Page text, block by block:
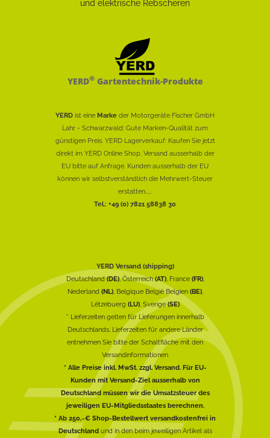
YERD®Gartentechnik-Produkte
YERD ist eine Marke der Motorgeräte Fischer GmbH
Lahr - Schwarzwald: Gute Marken-Qualität zum
günstigen Preis. YERD Lagerverkauf: Kaufen Sie jetzt
direkt im YERD Online Shop. Versand ausserhalb der
EU bitte auf Anfrage. Kunden ausserhalb der EU
können wir selbstverständlich die Mehrwert-Steuer
erstatten......
Tel.: +49 (0) 7821 58838 30
YERD Versand (shipping)
Deutschland(DE), Österreich(AT), France (FR),
Nederland (NL), Belgique België Belgien (BE),
Lëtzebuerg (LU), Sverige(SE)
* Lieferzeiten gelten für Lieferungen innerhalb
Deutschlands, Lieferzeiten für andere Länder
entnehmen Sie bitte der Schaltfläche mit den
Versandinformationen
* Alle Preise inkl. MwSt. zzgl. Versand. Für EU-
Kunden mit Versand-Ziel ausserhalb von
Deutschland müssen wir die Umsatzsteuer des
jeweiligen EU-Mitgliedsstaates berechnen.
* Ab 250,-€ Shop-Bestellwert versandkostenfrei in
Deutschlandund in den beim jeweiligen Artikel als